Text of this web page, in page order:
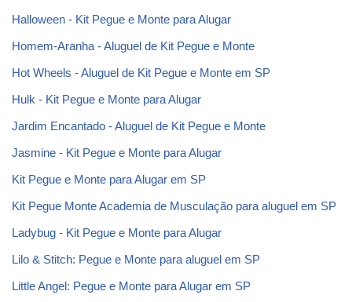
Halloween - Kit Pegue e Monte para Alugar
Homem-Aranha - Aluguel de Kit Pegue e Monte
Hot Wheels - Aluguel de Kit Pegue e Monte em SP
Hulk - Kit Pegue e Monte para Alugar
Jardim Encantado - Aluguel de Kit Pegue e Monte
Jasmine - Kit Pegue e Monte para Alugar
Kit Pegue e Monte para Alugar em SP
Kit Pegue Monte Academia de Musculação para aluguel em SP
Ladybug - Kit Pegue e Monte para Alugar
Lilo & Stitch: Pegue e Monte para aluguel em SP
Little Angel: Pegue e Monte para Alugar em SP